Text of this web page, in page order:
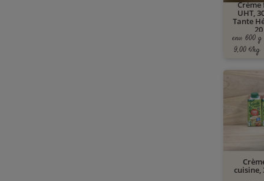
UHT,
Tante
env. 600 g
9,00 €/kg
cuisine,